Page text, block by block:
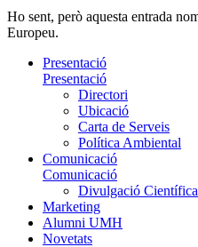
Ho sent, però aquesta entrada
Europeu.
Presentació
Presentació
Directori
Ubicació
Carta de Serveis
Política Ambiental
Comunicació
Comunicació
Divulgació Científica
Marketing
Alumni UMH
Novetats